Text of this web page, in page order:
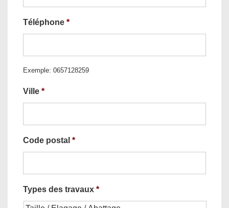
Téléphone *
Exemple: 0657128259
Ville *
Code postal *
Types des travaux *